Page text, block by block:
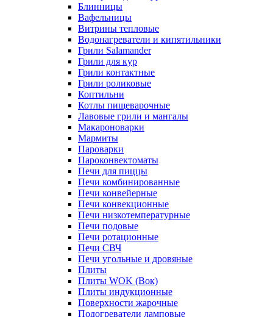
Блинницы
Вафельницы
Витрины тепловые
Водонагреватели и кипятильники
Грили Salamander
Грили для кур
Грили контактные
Грили роликовые
Коптильни
Котлы пищеварочные
Лавовые грили и мангалы
Макароноварки
Мармиты
Пароварки
Пароконвектоматы
Печи для пиццы
Печи комбинированные
Печи конвейерные
Печи конвекционные
Печи низкотемпературные
Печи подовые
Печи ротационные
Печи СВЧ
Печи угольные и дровяные
Плиты
Плиты WOK (Вок)
Плиты индукционные
Поверхности жарочные
Подогреватели ламповые